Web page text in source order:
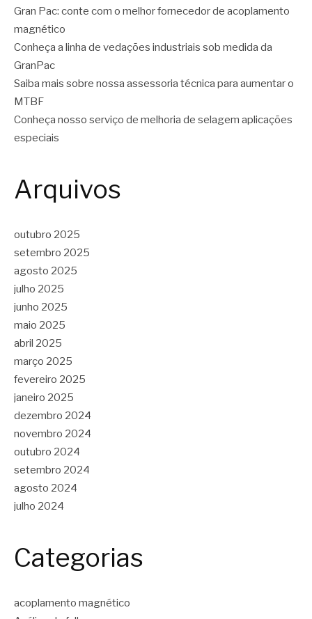
Gran Pac: conte com o melhor fornecedor de acoplamento
magnético
Conheça a linha de vedações industriais sob medida da
GranPac
Saiba mais sobre nossa assessoria técnica para aumentar o
MTBF
Conheça nosso serviço de melhoria de selagem aplicações
especiais
Arquivos
outubro 2025
setembro 2025
agosto 2025
julho 2025
junho 2025
maio 2025
abril 2025
março 2025
fevereiro 2025
janeiro 2025
dezembro 2024
novembro 2024
outubro 2024
setembro 2024
agosto 2024
julho 2024
Categorias
acoplamento magnético